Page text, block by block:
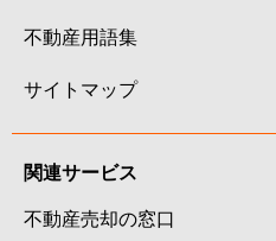
不動産用語集
サイトマップ
関連サービス
不動産売却の窓口